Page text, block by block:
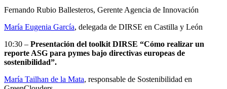
Fernando Rubio Ballesteros, Gerente Agencia de Innovación
María Eugenia García, delegada de DIRSE en Castilla y León
10:30 – Presentación del toolkit DIRSE “Cómo realizar un
reporte ASG para pymes bajo directivas europeas de
sostenibilidad”.
María Tailhan de la Mata, responsable de Sostenibilidad en